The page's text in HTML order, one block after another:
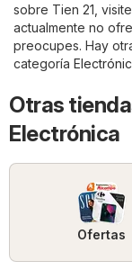
sobre Tien 21,
actualmente no
preocupes. Hay
categoría
Otras
Electrónica
Ofertas